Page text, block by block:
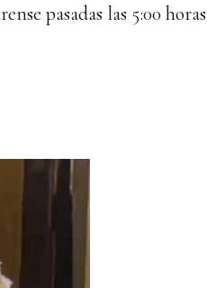
pasadas las 5:00 horas